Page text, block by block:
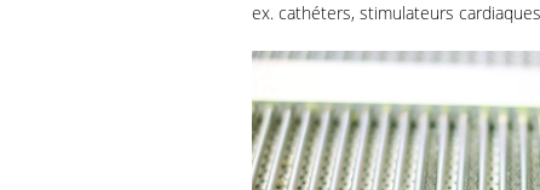
ex. cathéters, stimulateurs